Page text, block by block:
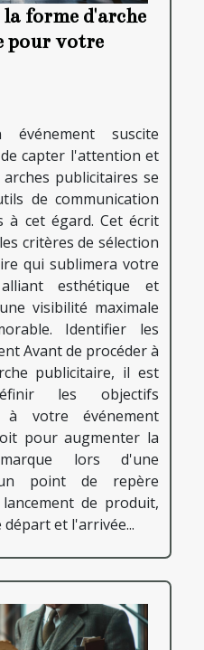
forme d'arche
pour votre
événement suscite
capter l'attention et
publicitaires se
de communication
à cet égard. Cet écrit
critères de sélection
qui sublimera votre
esthétique et
visibilité maximale
Identifier les
Avant de procéder à
publicitaire, il est
les objectifs
à votre événement
pour augmenter la
lors d'une
point de repère
de produit,
et l'arrivée...